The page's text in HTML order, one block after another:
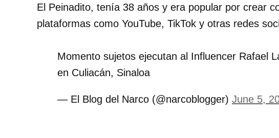
El Peinadito, tenía 38 años y era popular por crear
plataformas como YouTube, TikTok y otras redes
Momento sujetos ejecutan al Influencer Rafael
en Culiacán, Sinaloa
— El Blog del Narco (@narcoblogger) June 5,